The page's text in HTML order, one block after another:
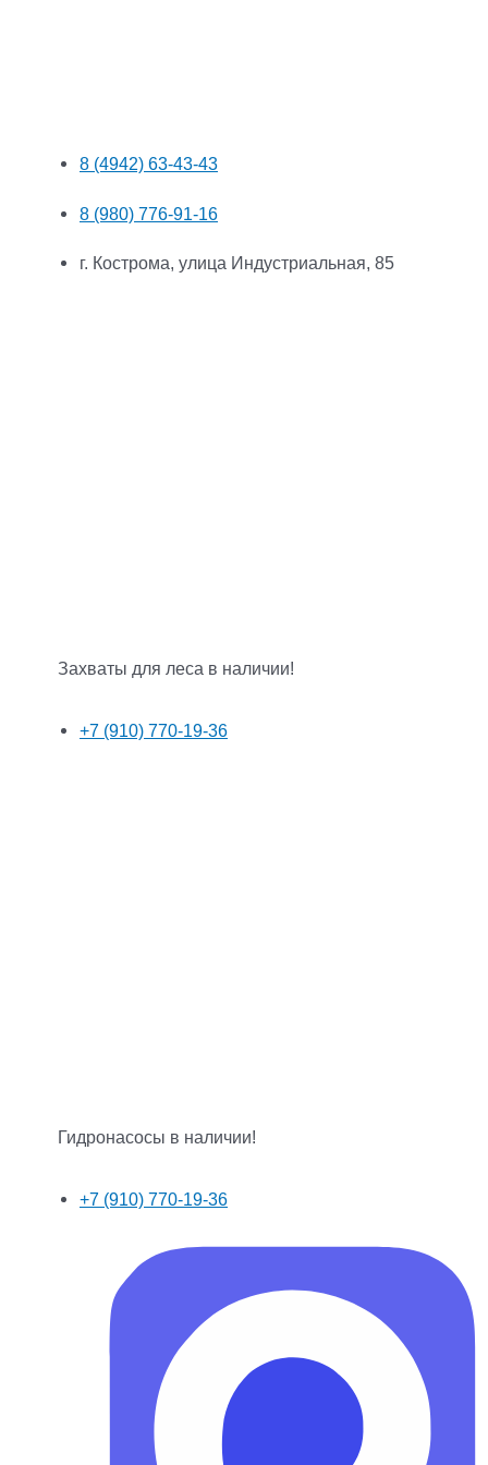
8 (4942) 63-43-43
8 (980) 776-91-16
г. Кострома, улица Индустриальная, 85
Захваты для леса в наличии!
+7 (910) 770-19-36
Гидронасосы в наличии!
+7 (910) 770-19-36